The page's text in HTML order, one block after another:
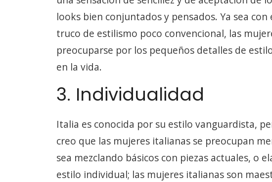
looks bien conjuntados y pensados. Ya sea
truco de estilismo poco convencional, las
preocuparse por los pequeños detalles de
en la vida.
3. Individualidad
Italia es conocida por su estilo vanguardista,
creo que las mujeres italianas se preocupan
sea mezclando básicos con piezas actuales, o
estilo individual; las mujeres italianas son